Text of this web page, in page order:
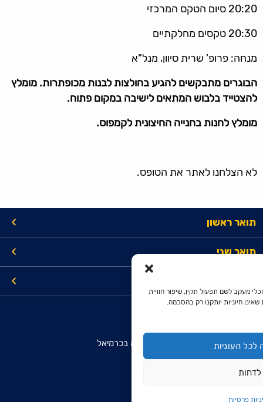
מעקב לשם תפעול תקין, שיפור חוויית
חיוניות יותקנו רק בהסכמה.
העוגיות
לדחות
פרטיות
20:20 סיום הטקס המרכזי
20:30 טקסים מחלקתיים
מנחה: פרופ’ שרית סיוון, מנל”א
הבוגרים מתבקשים להגיע בחולצות לבנות מכופתרות. מומלץ
להצטייד בלבוש המתאים לישיבה במקום פתוח.
מומלץ לחנות בחנייה החיצונית לקמפוס.
לא הצלחנו לאתר את הטופס.
תואר ראשון
תואר שני
המכללה האקדמית להנדסה בראודה בכרמיאל
רח' סנונית 51, ת.ד. 78
כרמיאל 2161002
9099*